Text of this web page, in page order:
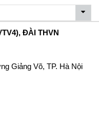
ĐÀI THVN
Giảng Võ, TP. Hà Nội